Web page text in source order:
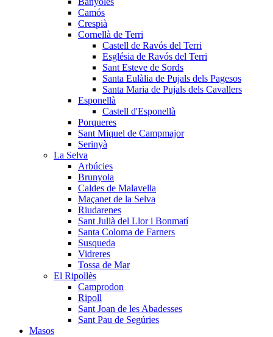
Camós
Crespià
Cornellà de Terri
Castell de Ravós del Terri
Església de Ravós del Terri
Sant Esteve de Sords
Santa Eulàlia de Pujals dels Pagesos
Santa Maria de Pujals dels Cavallers
Esponellà
Castell d'Esponellà
Porqueres
Sant Miquel de Campmajor
Serinyà
La Selva
Arbúcies
Brunyola
Caldes de Malavella
Maçanet de la Selva
Riudarenes
Sant Julià del Llor i Bonmatí
Santa Coloma de Farners
Susqueda
Vidreres
Tossa de Mar
El Ripollès
Camprodon
Ripoll
Sant Joan de les Abadesses
Sant Pau de Segúries
Masos